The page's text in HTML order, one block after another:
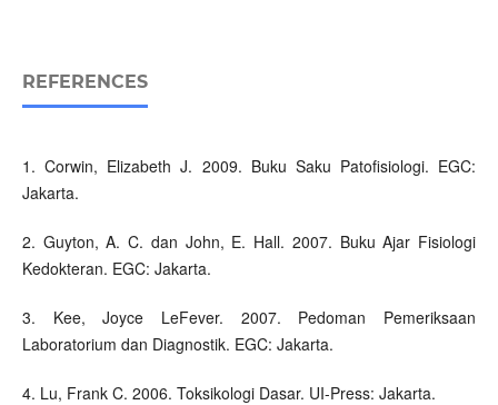
REFERENCES
1. Corwin, Elizabeth J. 2009. Buku Saku Patofisiologi. EGC:
Jakarta.
2. Guyton, A. C. dan John, E. Hall. 2007. Buku Ajar Fisiologi
Kedokteran. EGC: Jakarta.
3. Kee, Joyce LeFever. 2007. Pedoman Pemeriksaan
Laboratorium dan Diagnostik. EGC: Jakarta.
4. Lu, Frank C. 2006. Toksikologi Dasar. UI-Press: Jakarta.